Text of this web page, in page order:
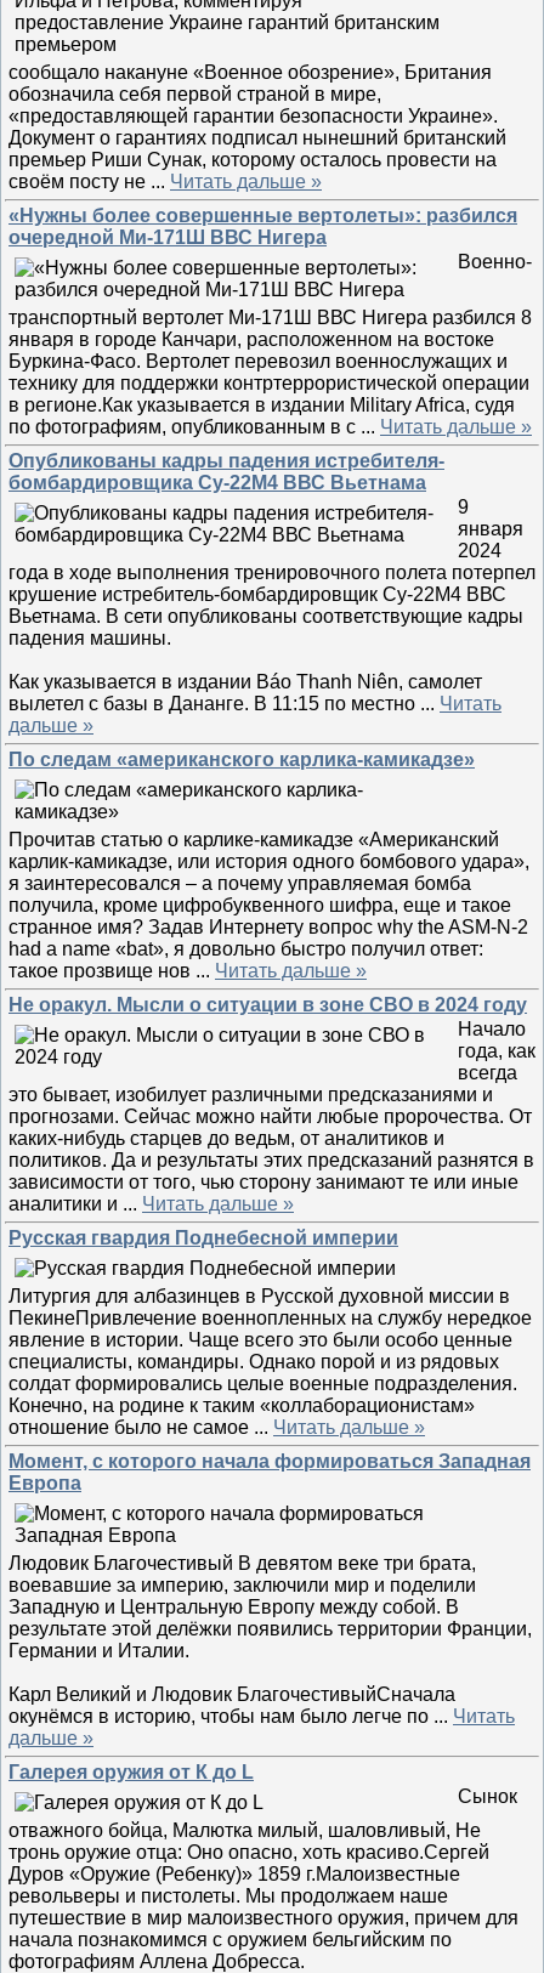
сообщало накануне «Военное обозрение», Британия
обозначила себя первой страной в мире,
«предоставляющей гарантии безопасности Украине».
Документ о гарантиях подписал нынешний британский
премьер Риши Сунак, которому осталось провести на
своём посту не ... Читать дальше »
«Нужны более совершенные вертолеты»: разбился
очередной Ми-171Ш ВВС Нигера
Военно-
транспортный вертолет Ми-171Ш ВВС Нигера разбился 8
января в городе Канчари, расположенном на востоке
Буркина-Фасо. Вертолет перевозил военнослужащих и
технику для поддержки контртеррористической операции
в регионе.Как указывается в издании Military Africa, судя
по фотографиям, опубликованным в с ... Читать дальше »
Опубликованы кадры падения истребителя-
бомбардировщика Су-22М4 ВВС Вьетнама
9
января
2024
года в ходе выполнения тренировочного полета потерпел
крушение истребитель-бомбардировщик Су-22М4 ВВС
Вьетнама. В сети опубликованы соответствующие кадры
падения машины.
Как указывается в издании Báo Thanh Niên, самолет
вылетел с базы в Дананге. В 11:15 по местно ... Читать
дальше »
По следам «американского карлика-камикадзе»
Прочитав статью о карлике-камикадзе «Американский
карлик-камикадзе, или история одного бомбового удара»,
я заинтересовался – а почему управляемая бомба
получила, кроме цифробуквенного шифра, еще и такое
странное имя? Задав Интернету вопрос why the ASM-N-2
had a name «bat», я довольно быстро получил ответ:
такое прозвище нов ... Читать дальше »
Не оракул. Мысли о ситуации в зоне СВО в 2024 году
Начало
года, как
всегда
это бывает, изобилует различными предсказаниями и
прогнозами. Сейчас можно найти любые пророчества. От
каких-нибудь старцев до ведьм, от аналитиков и
политиков. Да и результаты этих предсказаний разнятся в
зависимости от того, чью сторону занимают те или иные
аналитики и ... Читать дальше »
Русская гвардия Поднебесной империи
Литургия для албазинцев в Русской духовной миссии в
ПекинеПривлечение военнопленных на службу нередкое
явление в истории. Чаще всего это были особо ценные
специалисты, командиры. Однако порой и из рядовых
солдат формировались целые военные подразделения.
Конечно, на родине к таким «коллаборационистам»
отношение было не самое ... Читать дальше »
Момент, с которого начала формироваться Западная
Европа
Людовик Благочестивый В девятом веке три брата,
воевавшие за империю, заключили мир и поделили
Западную и Центральную Европу между собой. В
результате этой делёжки появились территории Франции,
Германии и Италии.
Карл Великий и Людовик БлагочестивыйСначала
окунёмся в историю, чтобы нам было легче по ... Читать
дальше »
Галерея оружия от К до L
Сынок
отважного бойца, Малютка милый, шаловливый, Не
тронь оружие отца: Оно опасно, хоть красиво.Сергей
Дуров «Оружие (Ребенку)» 1859 г.Малоизвестные
револьверы и пистолеты. Мы продолжаем наше
путешествие в мир малоизвестного оружия, причем для
начала познакомимся с оружием бельгийским по
фотографиям Аллена Добресса.